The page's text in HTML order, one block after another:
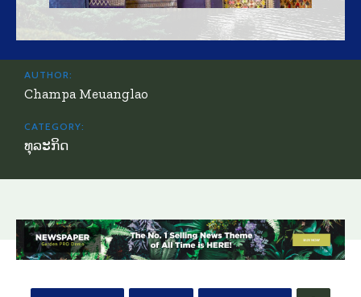
AUTHOR:
Champa Meuanglao
CATEGORY:
ທຸລະກິດ